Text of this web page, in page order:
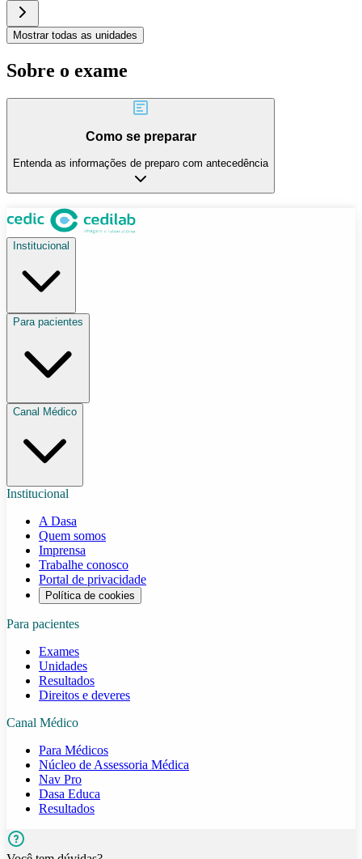
Mostrar todas as unidades
Sobre o exame
Como se preparar
Entenda as informações de preparo com antecedência
Institucional
Para pacientes
Canal Médico
Institucional
A Dasa
Quem somos
Imprensa
Trabalhe conosco
Portal de privacidade
Política de cookies
Para pacientes
Exames
Unidades
Resultados
Direitos e deveres
Canal Médico
Para Médicos
Núcleo de Assessoria Médica
Nav Pro
Dasa Educa
Resultados